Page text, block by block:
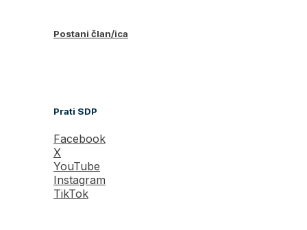
Postani član/ica
Prati SDP
Facebook
X
YouTube
Instagram
TikTok